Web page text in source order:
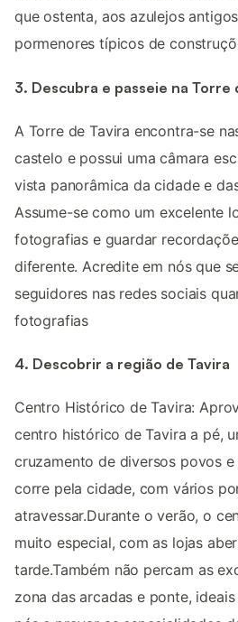
que ostenta, aos azulejos
pormenores típicos de
3. Descubra e passeie na Torre
A Torre de Tavira encontra-se
castelo e possui uma câmara
vista panorâmica da cidade e
Assume-se como um excelente
fotografias e guardar
diferente. Acredite em nós que
seguidores nas redes sociais
fotografias
4. Descobrir a região de Tavira
Centro Histórico de Tavira:
centro histórico de Tavira a pé,
cruzamento de diversos povos
corre pela cidade, com vários
atravessar.Durante o verão, o
muito especial, com as lojas
tarde.Também não percam as
zona das arcadas e ponte,